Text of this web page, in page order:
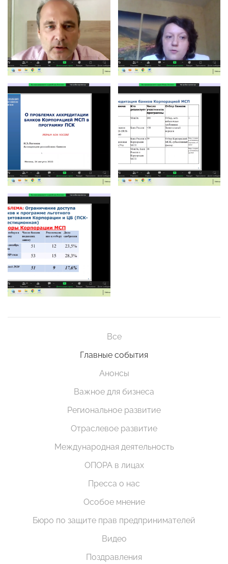
Все
Главные события
Анонсы
Важное для бизнеса
Региональное развитие
Отраслевое развитие
Международная деятельность
ОПОРА в лицах
Пресса о нас
Особое мнение
Бюро по защите прав предпринимателей
Видео
Поздравления